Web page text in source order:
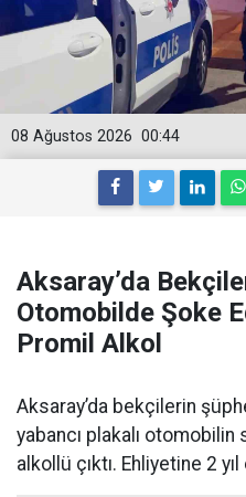
00:44
08 Ağustos 2026
Aksaray’da
Otomobilde Şoke
Promil Alkol
Aksaray’da bekçilerin
yabancı plakalı
alkollü çıktı. Ehliyetine 2